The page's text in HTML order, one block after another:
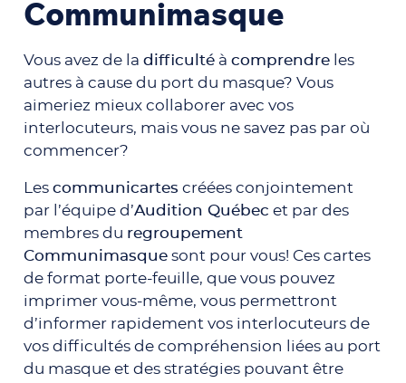
Communimasque
Vous avez de ladifficulté àcomprendre les
autres à cause du port du masque? Vous
aimeriez mieux collaborer avec vos
interlocuteurs, mais vous ne savez pas par où
commencer?
Lescommunicartes créées conjointement
par l’équipe d’Audition Québec et par des
membres du regroupement
Communimasque sont pour vous! Ces cartes
de format porte-feuille, que vous pouvez
imprimer vous-même, vous permettront
d’informer rapidement vos interlocuteurs de
vos difficultés de compréhension liées au port
du masque et des stratégies pouvant être